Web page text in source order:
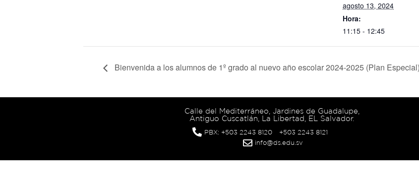
agosto 13, 2024
Hora:
11:15 - 12:45
Bienvenida a los alumnos de 1º grado al nuevo año escolar 2024-2025 (Plan Especial)
Calle del Mediterráneo, Jardines de Guadalupe,
Antiguo Cuscatlán, La Libertad, EL Salvador.
PBX: +503 2243 8120
+503 2243 8121
info@ds.edu.sv